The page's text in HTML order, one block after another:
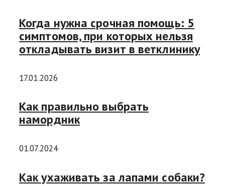
Когда нужна срочная помощь: 5
симптомов, при которых нельзя
откладывать визит в ветклинику
17.01.2026
Как правильно выбрать
намордник
01.07.2024
Как ухаживать за лапами собаки?